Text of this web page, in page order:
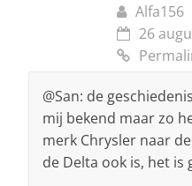
Alfa156
26
@San: de
mij bekend maar zo
merk Chrysler naar
de Delta ook is, het is